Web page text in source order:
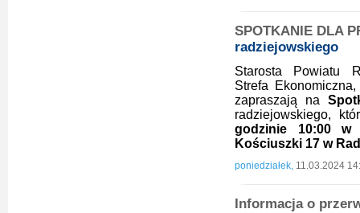
SPOTKANIE DLA
radziejowskiego
Starosta Powiatu
Strefa
zapraszają na
radziejowskiego,
godzinie 10:00 w
Kościuszki 17 w
poniedziałek, 11.03.2024
Informacja o